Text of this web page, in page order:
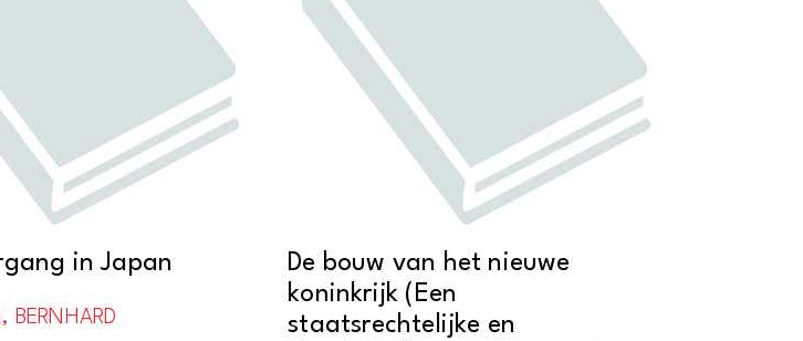
in Japan
BERNHARD
De bouw van het nieuwe
koninkrijk (Een
staatsrechtelijke en